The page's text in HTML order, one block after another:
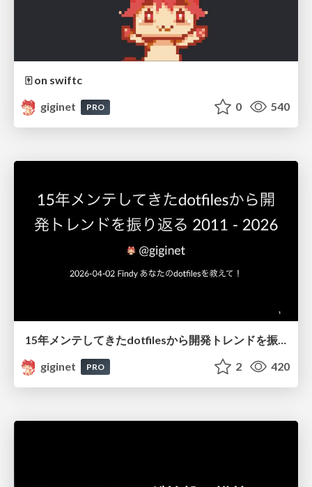
🀄️ on swiftc
giginet
PRO 0 540
giginet
PRO 2 420